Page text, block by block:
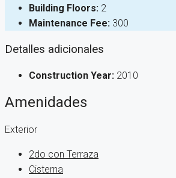
Building Floors: 2
Maintenance Fee: 300
Detalles adicionales
Construction Year: 2010
Amenidades
Exterior
2do con Terraza
Cisterna